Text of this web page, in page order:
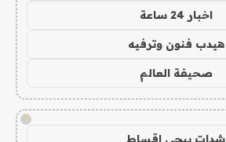
اخبار 24 ساعة
هيدب فنون وترفيه
صحيفة العالم
!
شدات ببجي اقساط